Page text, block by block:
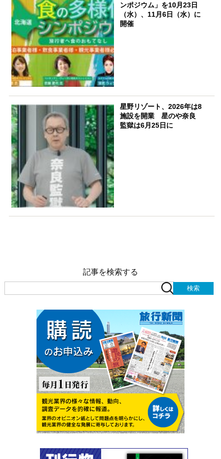
ンポジウム」を10月23日
（水）、11月6日（水）に
開催
星野リゾート、2026年は8
施設を開業 星のや奈良
監獄は6月25日に
記事を検索する